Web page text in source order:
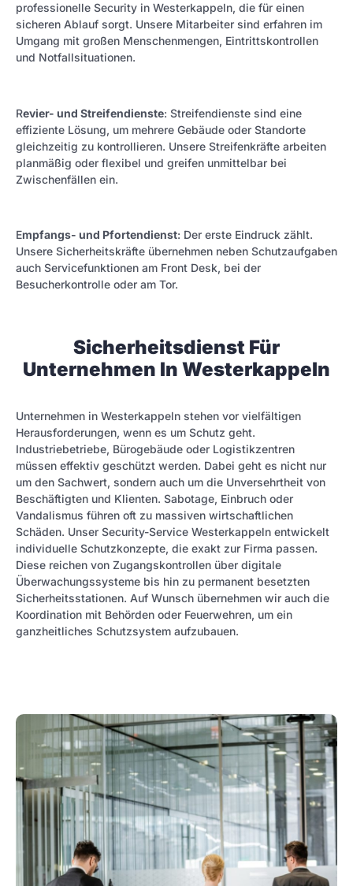
professionelle Security in Westerkappeln, die für einen
sicheren Ablauf sorgt. Unsere Mitarbeiter sind erfahren im
Umgang mit großen Menschenmengen, Eintrittskontrollen
und Notfallsituationen.
Revier- und Streifendienste: Streifendienste sind eine
effiziente Lösung, um mehrere Gebäude oder Standorte
gleichzeitig zu kontrollieren. Unsere Streifenkräfte arbeiten
planmäßig oder flexibel und greifen unmittelbar bei
Zwischenfällen ein.
Empfangs- und Pfortendienst: Der erste Eindruck zählt.
Unsere Sicherheitskräfte übernehmen neben Schutzaufgaben
auch Servicefunktionen am Front Desk, bei der
Besucherkontrolle oder am Tor.
Sicherheitsdienst Für
Unternehmen In Westerkappeln
Unternehmen in Westerkappeln stehen vor vielfältigen
Herausforderungen, wenn es um Schutz geht.
Industriebetriebe, Bürogebäude oder Logistikzentren
müssen effektiv geschützt werden. Dabei geht es nicht nur
um den Sachwert, sondern auch um die Unversehrtheit von
Beschäftigten und Klienten. Sabotage, Einbruch oder
Vandalismus führen oft zu massiven wirtschaftlichen
Schäden. Unser Security-Service Westerkappeln entwickelt
individuelle Schutzkonzepte, die exakt zur Firma passen.
Diese reichen von Zugangskontrollen über digitale
Überwachungssysteme bis hin zu permanent besetzten
Sicherheitsstationen. Auf Wunsch übernehmen wir auch die
Koordination mit Behörden oder Feuerwehren, um ein
ganzheitliches Schutzsystem aufzubauen.